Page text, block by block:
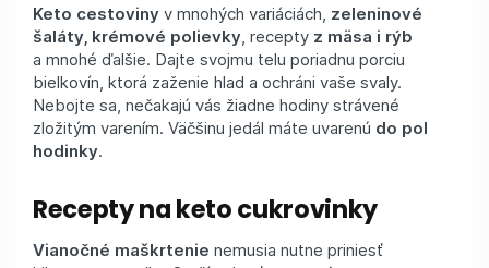
Keto cestoviny v mnohých variáciách, zeleninové
šaláty, krémové polievky , recepty z mäsa i rýb
a mnohé ďalšie. Dajte svojmu telu poriadnu porciu
bielkovín, ktorá zaženie hlad a ochráni vaše svaly.
Nebojte sa, nečakajú vás žiadne hodiny strávené
zložitým varením. Väčšinu jedál máte uvarenú do pol
hodinky.
Recepty na keto cukrovinky
Vianočné maškrtenie nemusia nutne priniesť